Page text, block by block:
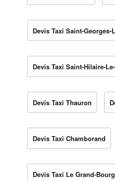
Devis Taxi Saint-Georges-
Devis Taxi Saint-Hilaire-
Devis Taxi Thauron
Devis Taxi Chamborand
Devis Taxi Le Grand-Bourg